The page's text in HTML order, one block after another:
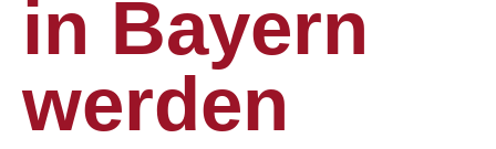
in Bayern
werden